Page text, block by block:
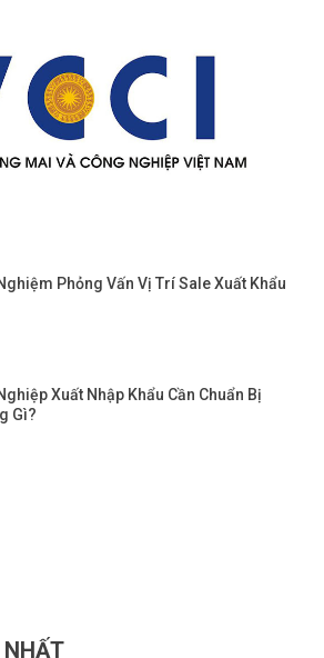
Phỏng Vấn Vị Trí Sale Xuất Khẩu
Xuất Nhập Khẩu Cần Chuẩn Bị
Gì?
NHẤT